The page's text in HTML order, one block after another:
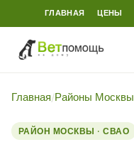
ГЛАВНАЯ ЦЕНЫ
Главная/Районы Москвы
РАЙОН МОСКВЫ · СВАО